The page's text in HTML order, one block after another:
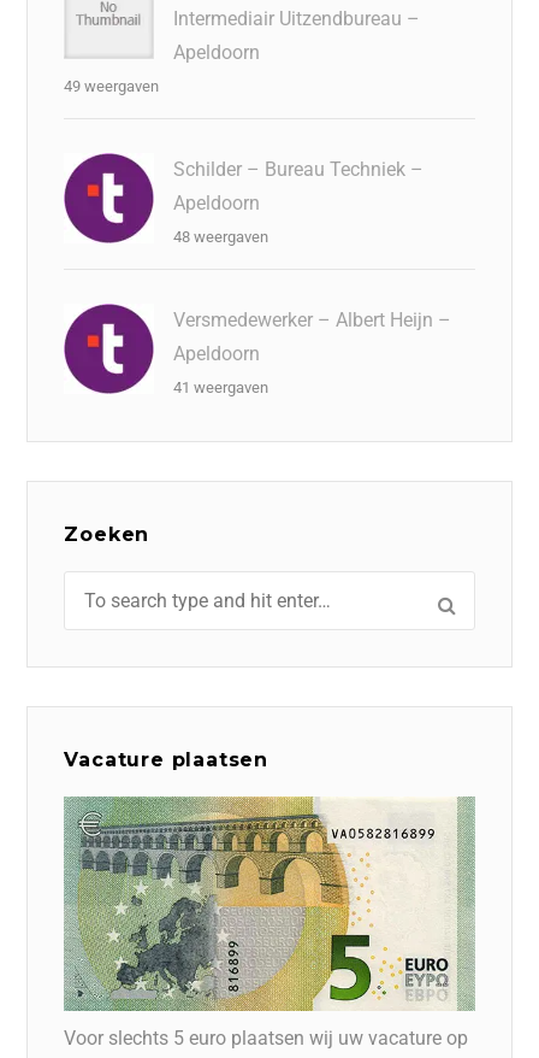
Intermediair Uitzendbureau –
Apeldoorn
49 weergaven
Schilder – Bureau Techniek –
Apeldoorn
48 weergaven
Versmedewerker – Albert Heijn –
Apeldoorn
41 weergaven
Zoeken
Vacature plaatsen
Voor slechts 5 euro plaatsen wij uw vacature op